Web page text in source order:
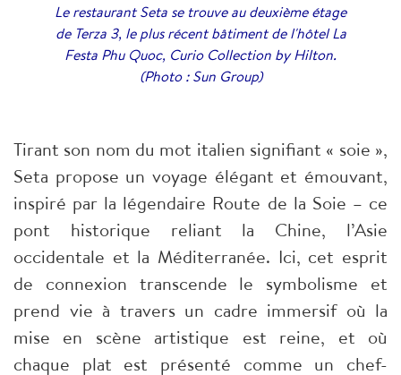
Le restaurant Seta se trouve au deuxième étage
de Terza 3, le plus récent bâtiment de l'hôtel La
Festa Phu Quoc, Curio Collection by Hilton.
(Photo : Sun Group)
Tirant son nom du mot italien signifiant « soie »,
Seta propose un voyage élégant et émouvant,
inspiré par la légendaire Route de la Soie – ce
pont historique reliant la Chine, l’Asie
occidentale et la Méditerranée. Ici, cet esprit
de connexion transcende le symbolisme et
prend vie à travers un cadre immersif où la
mise en scène artistique est reine, et où
chaque plat est présenté comme un chef-